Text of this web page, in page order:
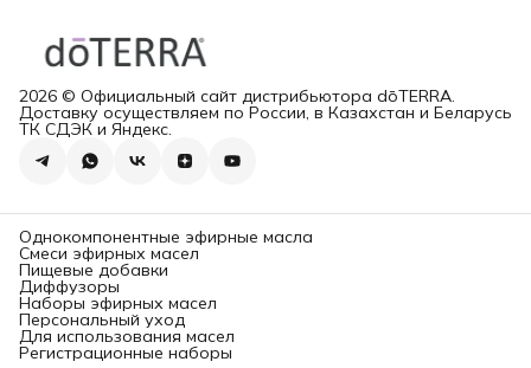
2026 © Официальный сайт дистрибьютора dōTERRA.
Доставку осуществляем по России, в Казахстан и Беларусь
ТК СДЭК и Яндекс.
Однокомпонентные эфирные масла
Смеси эфирных масел
Пищевые добавки
Диффузоры
Наборы эфирных масел
Персональный уход
Для использования масел
Регистрационные наборы